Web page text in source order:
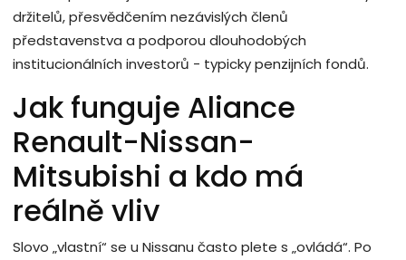
držitelů, přesvědčením nezávislých členů
představenstva a podporou dlouhodobých
institucionálních investorů - typicky penzijních fondů.
Jak funguje Aliance
Renault-Nissan-
Mitsubishi a kdo má
reálně vliv
Slovo „vlastní“ se u Nissanu často plete s „ovládá“. Po